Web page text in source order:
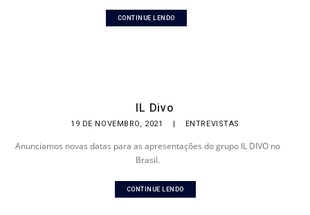
CONTINUE LENDO
IL Divo
19 DE NOVEMBRO, 2021 | ENTREVISTAS
Anunciamos novas datas para as apresentações do grupo IL DIVO no
Brasil.
CONTINUE LENDO